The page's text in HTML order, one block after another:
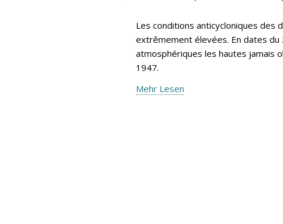
Les conditions anticycloniques des
extrêmement élevées. En dates
atmosphériques les hautes jamais
1947.
Mehr Lesen